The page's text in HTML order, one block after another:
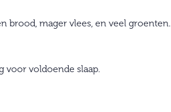
brood, mager vlees, en veel groenten.
voor voldoende slaap.